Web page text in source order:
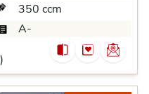
350 ccm
A-